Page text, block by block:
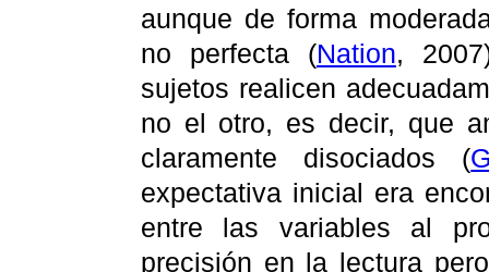
aunque de forma
no perfecta (Nation,
sujetos realicen
no el otro, es decir, que
claramente disociados (
expectativa inicial era
entre las variables al
precisión en la lectura